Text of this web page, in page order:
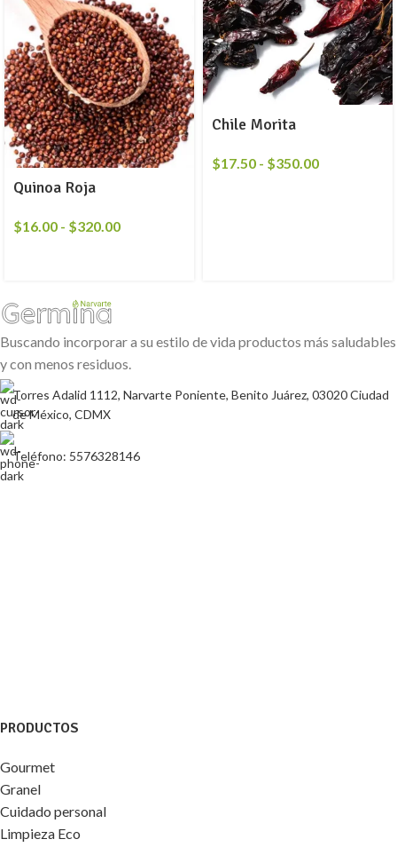
Quinoa Roja
$16.00 - $320.00
Chile Morita
$17.50 - $350.00
Buscando incorporar a su estilo de vida productos más saludables
y con menos residuos.
Torres Adalid 1112, Narvarte Poniente, Benito Juárez, 03020 Ciudad
de México, CDMX
Teléfono: 5576328146
PRODUCTOS
Gourmet
Granel
Cuidado personal
Limpieza Eco